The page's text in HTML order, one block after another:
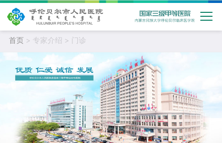
首页 > 专家介绍 > 门诊